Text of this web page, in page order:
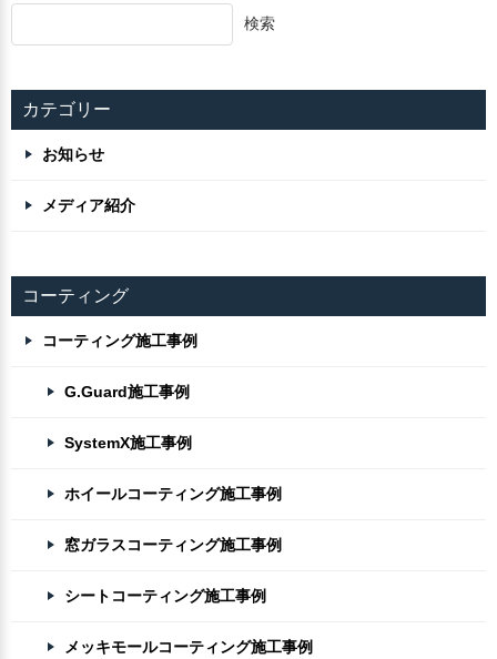
検索
カテゴリー
お知らせ
メディア紹介
コーティング
コーティング施工事例
G.Guard施工事例
SystemX施工事例
ホイールコーティング施工事例
窓ガラスコーティング施工事例
シートコーティング施工事例
メッキモールコーティング施工事例